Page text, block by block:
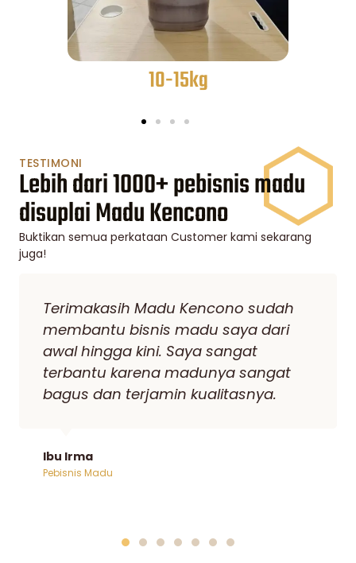
15-25kg
TESTIMONI
Lebih dari 1000+ pebisnis madu
disuplai Madu Kencono
Buktikan semua perkataan Customer kami sekarang
juga!
Saya sudah berbisnis madu cukup
lama sejauh ini seringkali berganti
Supplier. Akhirnya setelah saya
bertemu Madu Kencono saya tidak
pernah lagi berganti Supplier karena